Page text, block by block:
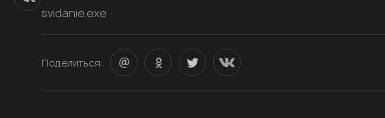
svidanie.exe
Поделиться: